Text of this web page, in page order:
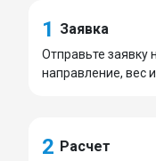
1 Заявка
Отправьте заявку
направление, вес
2 Расчет